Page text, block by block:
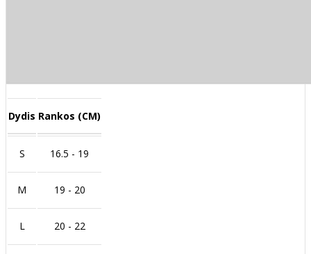
Dydis Rankos (CM)
S 16.5 - 19
M 19 - 20
L 20 - 22